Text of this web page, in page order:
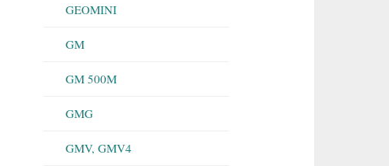
GEOMINI
GM
GM 500M
GMG
GMV, GMV4